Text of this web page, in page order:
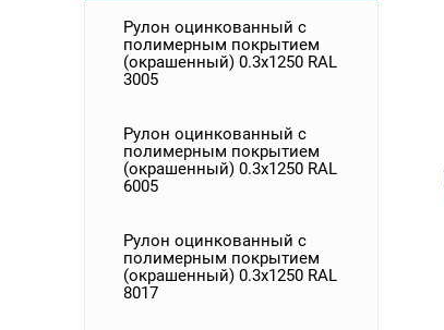
Рулон оцинкованный с
полимерным покрытием
(окрашенный) 0.3x1250 RAL
3005
Рулон оцинкованный с
полимерным покрытием
(окрашенный) 0.3x1250 RAL
6005
Рулон оцинкованный с
полимерным покрытием
(окрашенный) 0.3x1250 RAL
8017